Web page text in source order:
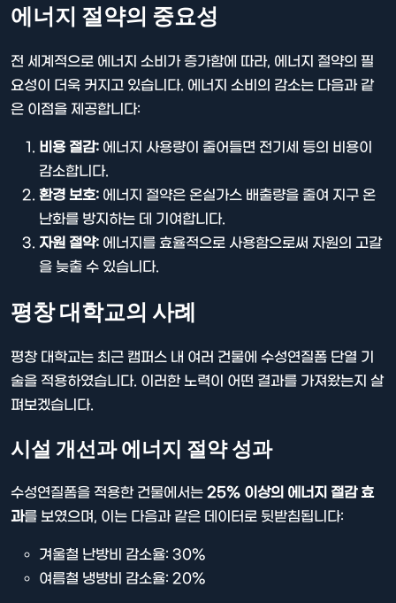
에너지 절약의 중요성
전 세계적으로 에너지 소비가 증가함에 따라, 에너지 절약의 필
요성이 더욱 커지고 있습니다. 에너지 소비의 감소는 다음과 같
은 이점을 제공합니다:
비용 절감: 에너지 사용량이 줄어들면 전기세 등의 비용이
감소합니다.
환경 보호: 에너지 절약은 온실가스 배출량을 줄여 지구 온
난화를 방지하는 데 기여합니다.
자원 절약: 에너지를 효율적으로 사용함으로써 자원의 고갈
을 늦출 수 있습니다.
평창 대학교의 사례
평창 대학교는 최근 캠퍼스 내 여러 건물에 수성연질폼 단열 기
술을 적용하였습니다. 이러한 노력이 어떤 결과를 가져왔는지 살
펴보겠습니다.
시설 개선과 에너지 절약 성과
수성연질폼을 적용한 건물에서는 25% 이상의 에너지 절감 효
과를 보였으며, 이는 다음과 같은 데이터로 뒷받침됩니다:
겨울철 난방비 감소율: 30%
여름철 냉방비 감소율: 20%